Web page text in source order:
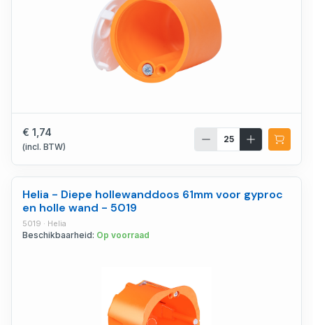
€ 1,74
(incl. BTW)
Helia - Diepe hollewanddoos 61mm voor gyproc
en holle wand - 5019
5019 · Helia
Beschikbaarheid: Op voorraad